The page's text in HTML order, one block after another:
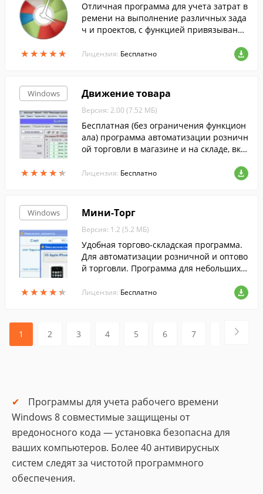
★★★★★
★★★★★
Отличная программа для учета затрат в
ремени на выполнение различных зада
ч и проектов, с функцией привязывания
Лицензия: Бесплатно
Windows
★★★★★
★★★★★
Движение товара
Версия: 2.00 (7.52 МБ)
Бесплатная (без ограничения функцион
ала) программа автоматизации розничн
ой торговли в магазине и на складе, вкл
ров и РМ кассира.
Лицензия: Бесплатно
Windows
★★★★★
★★★★★
Мини-Торг
Версия: 1.2 (5.2 МБ)
Удобная торгово-складская программа.
Для автоматизации розничной и оптово
й торговли. Программа для небольших т
имы для работы в торговле и на складе.
Учет склада, резервирование товара, от
Лицензия: Бесплатно
1 2 3 4 5 6 7
Программы для учета рабочего времени
Windows 8 совместимые защищены от
вредоносного кода — установка безопасна для
ваших компьютеров. Более 40 антивирусных
систем следят за чистотой программного
обеспечения.